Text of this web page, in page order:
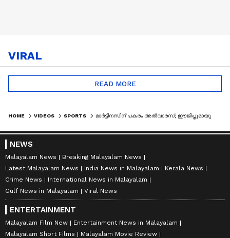
VIRAL
READ MORE
HOME VIDEOS SPORTS
NEWS
Malayalam News
Breaking Malayalam News
Latest Malayalam News
India News in Malayalam
Kerala News
Crime News
International News in Malayalam
Gulf News in Malayalam
Viral News
ENTERTAINMENT
Malayalam Film New
Entertainment News in Malayalam
Malayalam Short Films
Malayalam Movie Review